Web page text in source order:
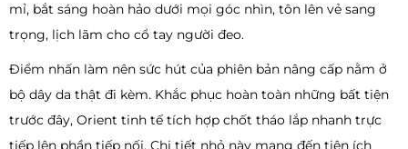
mỉ, bắt sáng hoàn hảo dưới mọi góc nhìn, tôn lên vẻ sang
trọng, lịch lãm cho cổ tay người đeo.
Điểm nhấn làm nên sức hút của phiên bản nâng cấp nằm ở
bộ dây da thật đi kèm. Khắc phục hoàn toàn những bất tiện
trước đây, Orient tinh tế tích hợp chốt tháo lắp nhanh trực
tiếp lên phần tiếp nối. Chi tiết nhỏ này mang đến tiện ích